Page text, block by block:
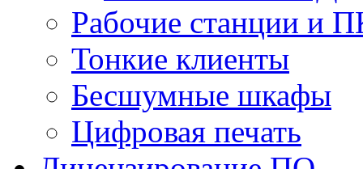
Рабочие станции и
Тонкие клиенты
Бесшумные шкафы
Цифровая печать